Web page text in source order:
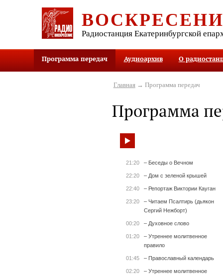
Радиостанция Екатеринбургской
Программа передач Аудиоархив О
Главная→ Программа передач
Программа
21:20 – Беседы о Вечном
22:20 – Дом с зеленой крышей
22:40 – Репортаж Виктории Кауган
23:20
– Читаем Псалтирь (дьякон
Сергий Нежборт)
00:20 – Духовное слово
01:20
– Утреннее молитвенное
правило
01:45 – Православный календарь
02:20
– Утреннее молитвенное